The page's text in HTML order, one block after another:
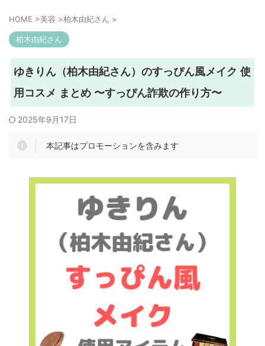
HOME >美容 >柏木由紀さん >
柏木由紀さん
ゆきりん（柏木由紀さん）のすっぴん風メイク 使
用コスメ まとめ 〜すっぴん詐欺の作り方〜
2025年9月17日
本記事はプロモーションを含みます